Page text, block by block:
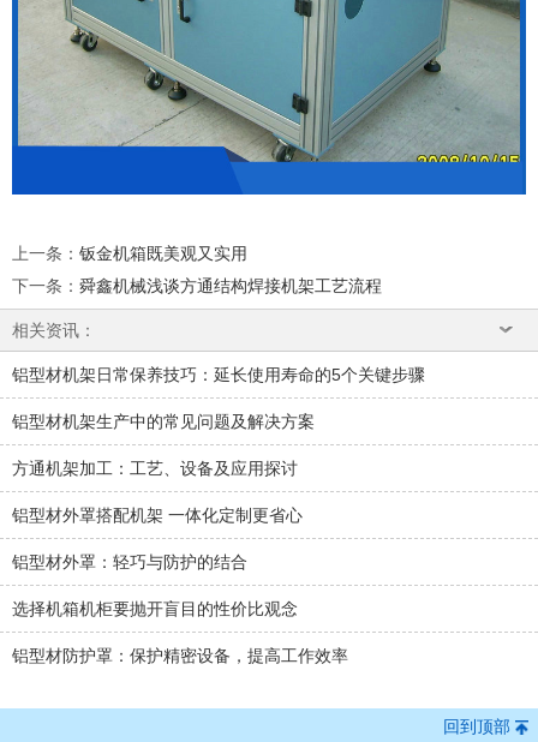
上一条 ： 钣金机箱既美观又实用
下一条 ： 舜鑫机械浅谈方通结构焊接机架工艺流程
相关资讯：
铝型材机架日常保养技巧：延长使用寿命的5个关键步骤
铝型材机架生产中的常见问题及解决方案
方通机架加工：工艺、设备及应用探讨
铝型材外罩搭配机架 一体化定制更省心
铝型材外罩：轻巧与防护的结合
选择机箱机柜要抛开盲目的性价比观念
铝型材防护罩：保护精密设备，提高工作效率
回到顶部